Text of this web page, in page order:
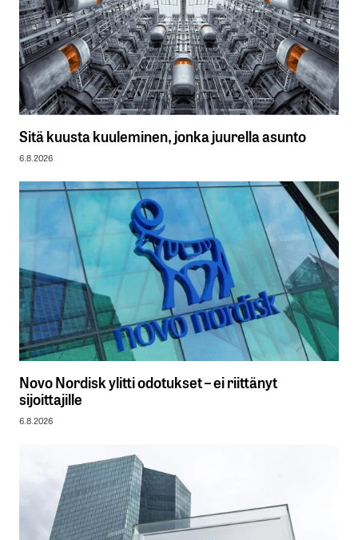
Sitä kuusta kuuleminen, jonka juurella asunto
6.8.2026
Novo Nordisk ylitti odotukset – ei riittänyt
sijoittajille
6.8.2026